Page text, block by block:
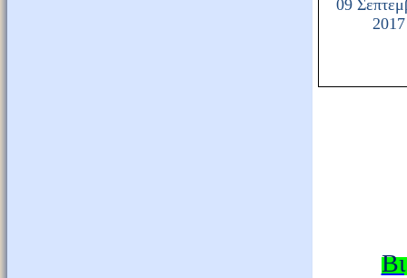
09
2017